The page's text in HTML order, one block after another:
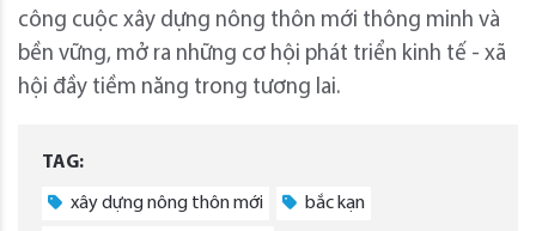
công cuộc xây dựng nông thôn mới thông minh và
bền vững, mở ra những cơ hội phát triển kinh tế - xã
hội đầy tiềm năng trong tương lai.
TAG:
xây dựng nông thôn mới bắc kạn